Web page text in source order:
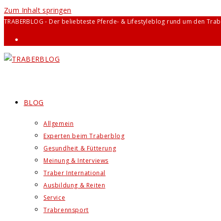
Zum Inhalt springen
TRABERBLOG - Der beliebteste Pferde- & Lifestyleblog rund um den
BLOG
Allgemein
Experten beim Traberblog
Gesundheit & Fütterung
Meinung & Interviews
Traber International
Ausbildung & Reiten
Service
Trabrennsport